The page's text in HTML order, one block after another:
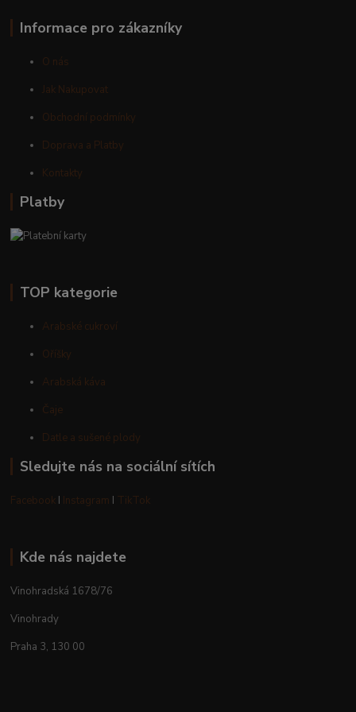
Informace pro zákazníky
O nás
Jak Nakupovat
Obchodní podmínky
Doprava a Platby
Kontakty
Platby
TOP kategorie
Arabské cukroví
Oříšky
Arabská káva
Čaje
Datle a sušené plody
Sledujte nás na sociální sítích
Facebook I Instagram I TikTok
Kde nás najdete
Vinohradská 1678/76
Vinohrady
Praha 3, 130 00